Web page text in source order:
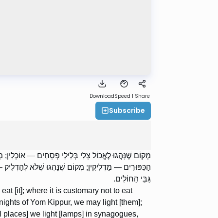
DownloadSpeed 1 Share
Subscribe
מְקוֹם שֶׁנָּהֲגוּ לֶאֱכוֹל צָלִי בְּלֵילֵי פְסָחִים —
הַכִּפּוּרִים — מַדְלִיקִין; מְקוֹם שֶׁנָּהֲגוּ שֶׁלֹּא לְהַדְלִיק
גַּבֵּי הַחוֹלִים.
[it]; where it is customary not to eat
of Yom Kippur, we may light [them];
we light [lamps] in synagogues,